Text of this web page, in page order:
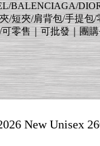
/短夾/肩背包/手提
零售｜可批發｜團
New Unisex